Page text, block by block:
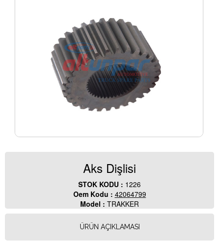
Aks Dişlisi
STOK KODU : 1226
Oem Kodu : 42064799
Model : TRAKKER
ÜRÜN AÇIKLAMASI